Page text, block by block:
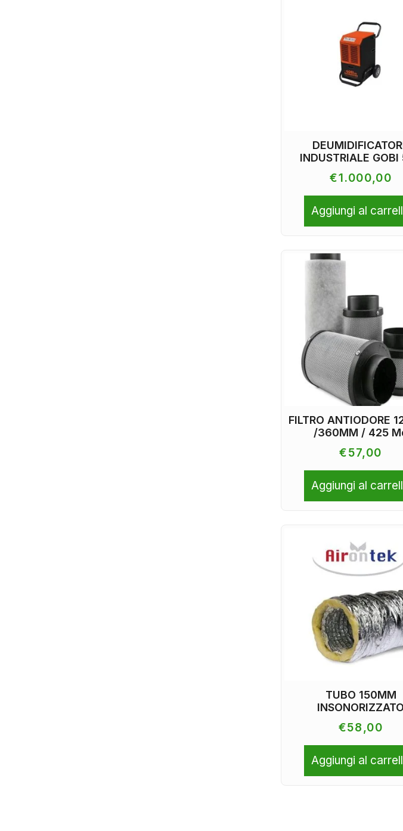
INDUSTRIALE GOBI
€1.000,00
Aggiungi al
FILTRO ANTIODORE
/360MM / 425
€57,00
Aggiungi al
TUBO 150MM
INSONORIZZATO
€58,00
Aggiungi al